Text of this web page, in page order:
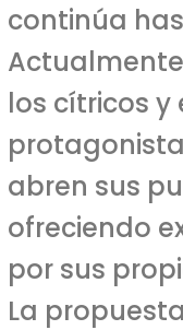
continúa
los cítricos
abren sus
ofreciendo
por sus
La